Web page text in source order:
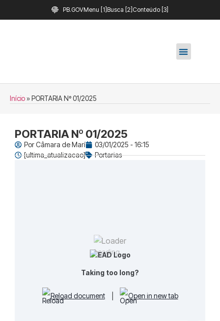
PB.GOVMenu [1] Busca [2] Conteúdo [3]
Início» PORTARIA Nº 01/2025
PORTARIA Nº 01/2025
PorCâmara de Marí
03/01/2025 - 16:15
[ultima_atualizacao]
Portarias
Loading...
Taking too long?
Reload document Open in new tab